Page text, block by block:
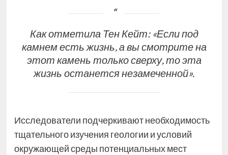
Как отметила Тен Кейт: «Если под
камнем есть жизнь, а вы смотрите на
этот камень только сверху, то эта
жизнь останется незамеченной».
Исследователи подчеркивают необходимость
тщательного изучения геологии и условий
окружающей среды потенциальных мест